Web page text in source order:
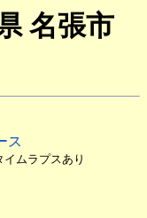
名張市
ス
ムラプスあり